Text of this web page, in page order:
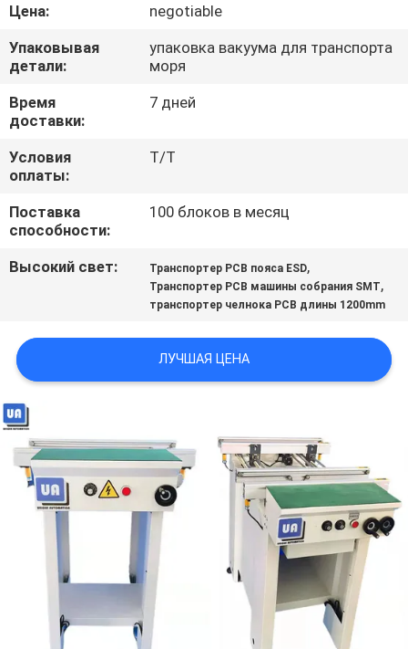
СВЯЖИТЕСЬ
МЫ
НОВОСТИ
СПРОСИТЕ
ЦИТАТУ
VR
КАРТА
САЙТА
PRIVACY
POLICY
Цена:
negotiable
Упаковывая
детали:
упаковка вакуума для транспорта
моря
Время
доставки:
7 дней
Условия
оплаты:
T/T
Поставка
способности:
100 блоков в месяц
Высокий свет: Транспортер PCB пояса ESD,
Транспортер PCB машины собрания SMT,
транспортер челнока PCB длины 1200mm
ЛУЧШАЯ ЦЕНА